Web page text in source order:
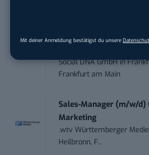
Mit deiner Anmeldung bestätigst du unsere
Social Media Consultant
Social DNA GmbHin
Frankfurt am Main
Sales-Manager (m/w/d)
Marketing
.wtv Württemberger
Heilbronn, F...